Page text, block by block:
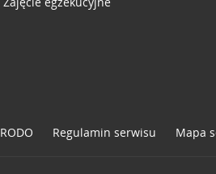
RODO Regulamin serwisu Mapa